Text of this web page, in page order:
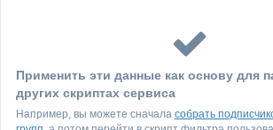
Применить эти данные как основу для
других скриптах сервиса
Например, вы можете сначала собрать